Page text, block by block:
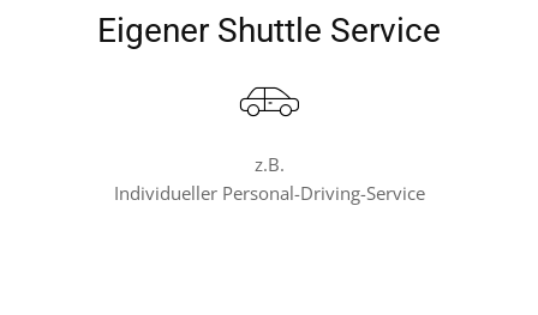
Eigener Shuttle Service
z.B.
Individueller Personal-Driving-Service